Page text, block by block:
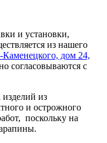
и установки,
из нашего
дом 24,
согласовываются с
из
и острожного
поскольку на